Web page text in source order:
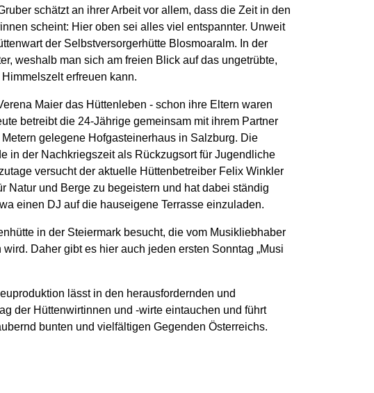
schätzt an ihrer Arbeit vor allem, dass die Zeit in den
scheint: Hier oben sei alles viel entspannter. Unweit
der Selbstversorgerhütte Blosmoaralm. In der
weshalb man sich am freien Blick auf das ungetrübte,
erfreuen kann.
Maier das Hüttenleben - schon ihre Eltern waren
betreibt die 24-Jährige gemeinsam mit ihrem Partner
gelegene Hofgasteinerhaus in Salzburg. Die
in der Nachkriegszeit als Rückzugsort für Jugendliche
versucht der aktuelle Hüttenbetreiber Felix Winkler
Natur und Berge zu begeistern und hat dabei ständig
einen DJ auf die hauseigene Terrasse einzuladen.
in der Steiermark besucht, die vom Musikliebhaber
Daher gibt es hier auch jeden ersten Sonntag „Musi
lässt in den herausfordernden und
der Hüttenwirtinnen und -wirte eintauchen und führt
bunten und vielfältigen Gegenden Österreichs.